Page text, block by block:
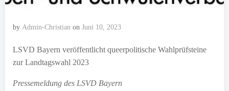
by Admin-Christian on Juni 10, 2023
LSVD Bayern veröffentlicht queerpolitische Wahlprüfsteine
zur Landtagswahl 2023
Pressemeldung des LSVD Bayern